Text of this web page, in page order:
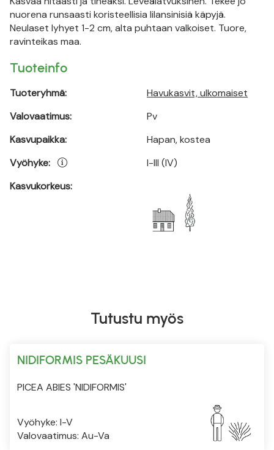
nuorena runsaasti koristeellisia lilansinisiä käpyjä.
Neulaset lyhyet 1-2 cm, alta puhtaan valkoiset. Tuore,
ravinteikas maa.
Tuoteinfo
Tuoteryhmä:
Valovaatimus:
Kasvupaikka:
Vyöhyke:
Kasvukorkeus:
Havukasvit, ulkomaiset
Pv
Hapan, kostea
I-III (IV)
Tutustu myös
NIDIFORMIS PESÄKUUSI
PICEA ABIES 'NIDIFORMIS'
Vyöhyke: I-V
Valovaatimus: Au-Va